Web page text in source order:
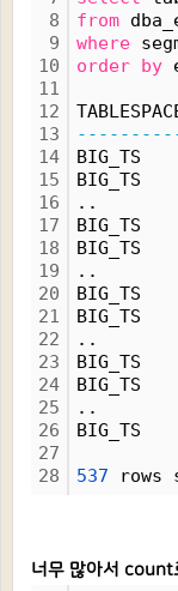
8
9
10
11
12
13
14
15
16
17
18
19
20
21
22
23
24
25
26
27
28
from
where
order by
..
..
..
..
537 rows
너무 많아서